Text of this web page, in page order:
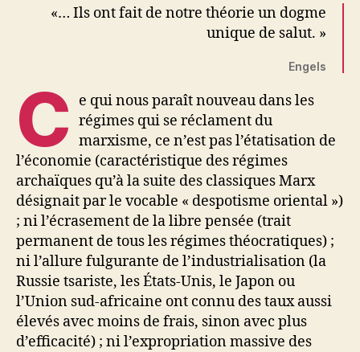
«… Ils ont fait de notre théorie un dogme
unique de salut. »
Engels
C
e qui nous paraît nouveau dans les
régimes qui se réclament du
marxisme, ce n’est pas l’étatisation de
l’économie (caractéristique des régimes
archaïques qu’à la suite des classiques Marx
désignait par le vocable « despotisme oriental »)
; ni l’écrasement de la libre pensée (trait
permanent de tous les régimes théocratiques) ;
ni l’allure fulgurante de l’industrialisation (la
Russie tsariste, les États-Unis, le Japon ou
l’Union sud-africaine ont connu des taux aussi
élevés avec moins de frais, sinon avec plus
d’efficacité) ; ni l’expropriation massive des